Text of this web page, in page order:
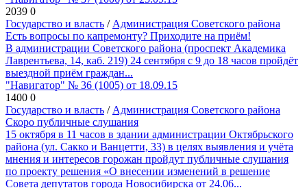
2039 0
Государство и власть / Администрация Советского района
Есть вопросы по капремонту? Приходите на приём!
В администрации Советского района (проспект Академика
Лаврентьева, 14, каб. 219) 24 сентября с 9 до 18 часов пройдёт
выездной приём граждан...
"Навигатор" № 36 (1005) от 18.09.15
1400 0
Государство и власть / Администрация Советского района
Скоро публичные слушания
15 октября в 11 часов в здании администрации Октябрьского
района (ул. Сакко и Ванцетти, 33) в целях выявления и учёта
мнения и интересов горожан пройдут публичные слушания
по проекту решения «О внесении изменений в решение
Совета депутатов города Новосибирска от 24.06...